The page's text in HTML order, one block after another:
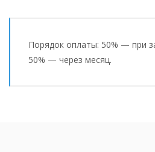
Порядок оплаты: 50% — при
50% — через месяц.